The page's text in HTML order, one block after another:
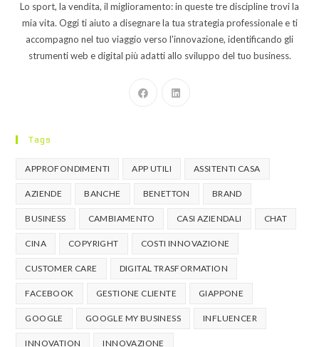
Lo sport, la vendita, il miglioramento: in queste tre discipline trovi la
mia vita. Oggi ti aiuto a disegnare la tua strategia professionale e ti
accompagno nel tuo viaggio verso l'innovazione, identificando gli
strumenti web e digital più adatti allo sviluppo del tuo business.
Tags
APPROFONDIMENTI APP UTILI ASSITENTI CASA
AZIENDE BANCHE BENETTON BRAND
BUSINESS CAMBIAMENTO CASI AZIENDALI CHAT
CINA COPYRIGHT COSTI INNOVAZIONE
CUSTOMER CARE DIGITAL TRASFORMATION
FACEBOOK GESTIONE CLIENTE GIAPPONE
GOOGLE GOOGLE MY BUSINESS INFLUENCER
INNOVATION INNOVAZIONE